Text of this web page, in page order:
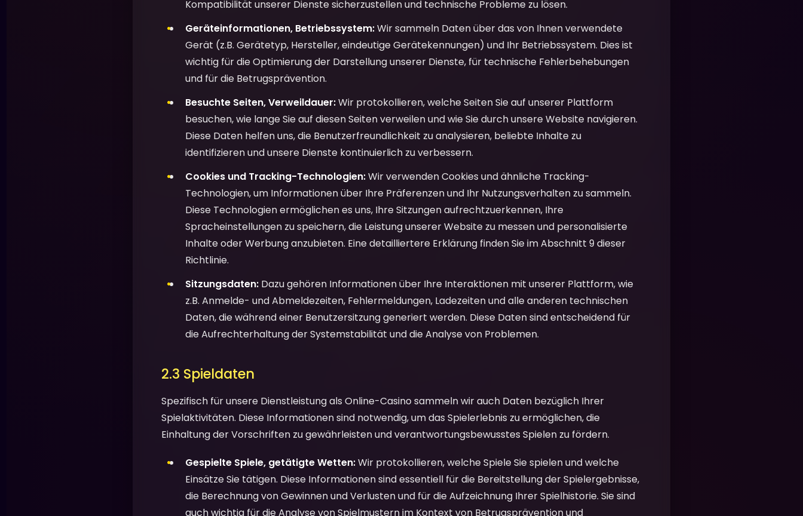
Kompatibilität unserer Dienste sicherzustellen und technische Probleme zu lösen.
Geräteinformationen, Betriebssystem:Wir sammeln Daten über das von Ihnen verwendete
Gerät (z.B. Gerätetyp, Hersteller, eindeutige Gerätekennungen) und Ihr Betriebssystem. Dies ist
wichtig für die Optimierung der Darstellung unserer Dienste, für technische Fehlerbehebungen
und für die Betrugsprävention.
Besuchte Seiten, Verweildauer:Wir protokollieren, welche Seiten Sie auf unserer Plattform
besuchen, wie lange Sie auf diesen Seiten verweilen und wie Sie durch unsere Website navigieren.
Diese Daten helfen uns, die Benutzerfreundlichkeit zu analysieren, beliebte Inhalte zu
identifizieren und unsere Dienste kontinuierlich zu verbessern.
Cookies und Tracking-Technologien:Wir verwenden Cookies und ähnliche Tracking-
Technologien, um Informationen über Ihre Präferenzen und Ihr Nutzungsverhalten zu sammeln.
Diese Technologien ermöglichen es uns, Ihre Sitzungen aufrechtzuerkennen, Ihre
Spracheinstellungen zu speichern, die Leistung unserer Website zu messen und personalisierte
Inhalte oder Werbung anzubieten. Eine detailliertere Erklärung finden Sie im Abschnitt 9 dieser
Richtlinie.
Sitzungsdaten: Dazu gehören Informationen über Ihre Interaktionen mit unserer Plattform, wie
z.B. Anmelde- und Abmeldezeiten, Fehlermeldungen, Ladezeiten und alle anderen technischen
Daten, die während einer Benutzersitzung generiert werden. Diese Daten sind entscheidend für
die Aufrechterhaltung der Systemstabilität und die Analyse von Problemen.
2.3 Spieldaten
Spezifisch für unsere Dienstleistung als Online-Casino sammeln wir auch Daten bezüglich Ihrer
Spielaktivitäten. Diese Informationen sind notwendig, um das Spielerlebnis zu ermöglichen, die
Einhaltung der Vorschriften zu gewährleisten und verantwortungsbewusstes Spielen zu fördern.
Gespielte Spiele, getätigte Wetten:Wir protokollieren, welche Spiele Sie spielen und welche
Einsätze Sie tätigen. Diese Informationen sind essentiell für die Bereitstellung der Spielergebnisse,
die Berechnung von Gewinnen und Verlusten und für die Aufzeichnung Ihrer Spielhistorie. Sie sind
auch wichtig für die Analyse von Spielmustern im Kontext von Betrugsprävention und